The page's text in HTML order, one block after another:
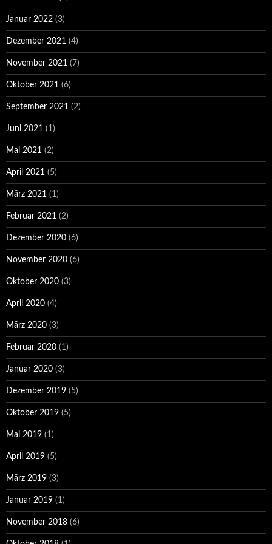
Januar 2022 (3)
Dezember 2021 (4)
November 2021 (7)
Oktober 2021 (6)
September 2021 (2)
Juni 2021 (1)
Mai 2021 (2)
April 2021 (5)
März 2021 (1)
Februar 2021 (2)
Dezember 2020 (6)
November 2020 (6)
Oktober 2020 (3)
April 2020 (4)
März 2020 (3)
Februar 2020 (1)
Januar 2020 (3)
Dezember 2019 (5)
Oktober 2019 (5)
Mai 2019 (1)
April 2019 (5)
März 2019 (3)
Januar 2019 (1)
November 2018 (6)